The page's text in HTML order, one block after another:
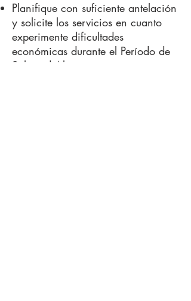
Planifique con suficiente antelación
y solicite los servicios en cuanto
experimente dificultades
económicas durante el Período de
Solicitud Abierta.